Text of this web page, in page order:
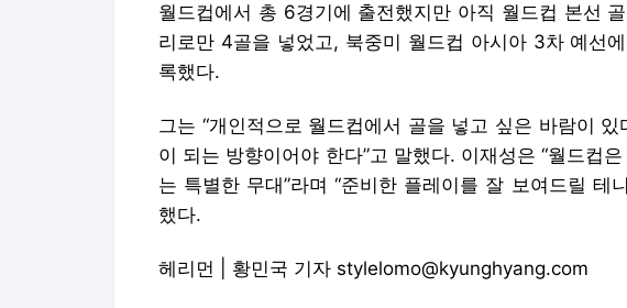
월드컵에서 총 6경기에 출전했지만 아직 월드컵 본선
리로만 4골을 넣었고, 북중미 월드컵 아시아 3차 예선
록했다.
그는 “개인적으로 월드컵에서 골을 넣고 싶은 바람이 있
이 되는 방향이어야 한다”고 말했다. 이재성은 “월드컵
는 특별한 무대”라며 “준비한 플레이를 잘 보여드릴 테
했다.
헤리먼 | 황민국 기자 stylelomo@kyunghyang.com